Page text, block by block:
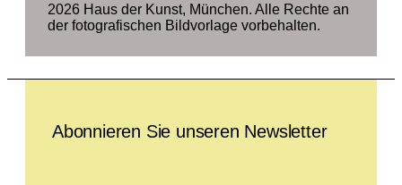
2026 Haus der Kunst, München. Alle Rechte an
der fotografischen Bildvorlage vorbehalten.
Abonnieren Sie unseren Newsletter